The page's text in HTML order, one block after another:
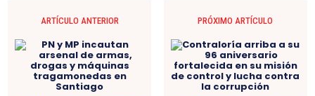
ARTÍCULO ANTERIOR PRÓXIMO ARTÍCULO